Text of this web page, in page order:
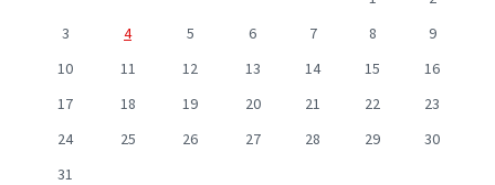
3
4 5 6 7 8
9
10
11 12 13 14 15
16
17
18 19 20 21 22
23
24
25 26 27 28 29
30
31